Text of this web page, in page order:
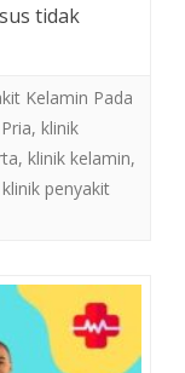
tidak
Kelamin Pada
, klinik
, klinik kelamin,
klinik penyakit